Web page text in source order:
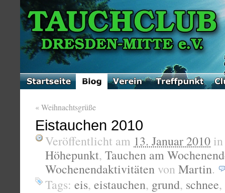
«Weihnachtsgrüße
Eistauchen 2010
Veröffentlicht am 13. Januar 2010
Höhepunkt, Tauchen am
Wochenendaktivitäten von Martin.
Tags: eis, eistauchen, grund, schnee,